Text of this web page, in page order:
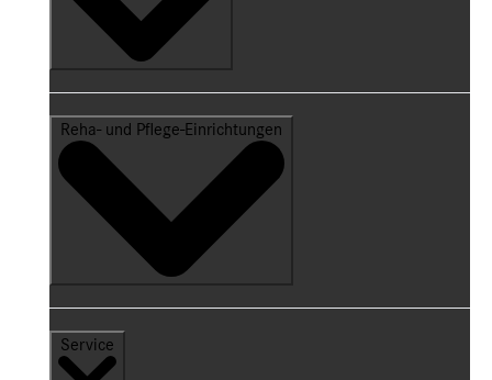
Reha- und Pflege-Einrichtungen
Service